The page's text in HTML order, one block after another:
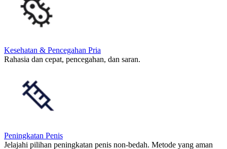
Kesehatan & Pencegahan Pria
Rahasia dan cepat, pencegahan, dan saran.
Peningkatan Penis
Jelajahi pilihan peningkatan penis non-bedah. Metode yang aman